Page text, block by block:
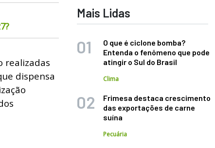
realizadas
dispensa
Mais Lidas
O que é ciclone bomba?
Entenda o fenômeno que pode
atingir o Sul do Brasil
Clima
Frimesa destaca crescimento
das exportações de carne
suína
Pecuária